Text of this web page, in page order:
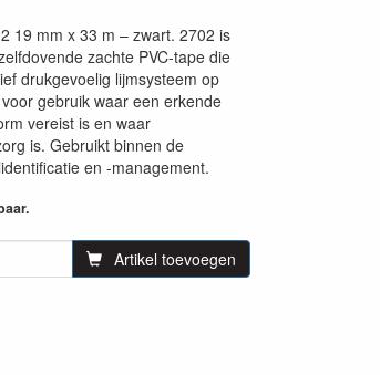
19 mm x 33 m – zwart. 2702 is
zachte PVC-tape die
drukgevoelig lijmsysteem op
gebruik waar een erkende
vereist is en waar
is. Gebruikt binnen de
en -management.
Artikel toevoegen